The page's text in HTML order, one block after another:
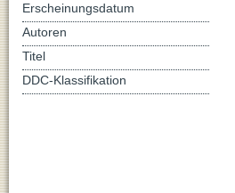
Erscheinungsdatum
Autoren
Titel
DDC-Klassifikation